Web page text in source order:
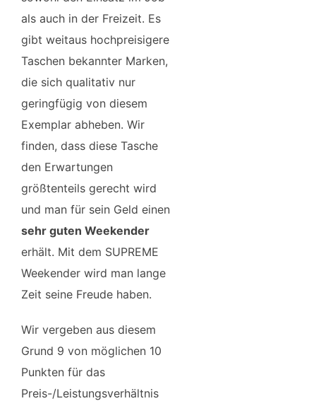
als auch in der Freizeit. Es
gibt weitaus hochpreisigere
Taschen bekannter Marken,
die sich qualitativ nur
geringfügig von diesem
Exemplar abheben. Wir
finden, dass diese Tasche
den Erwartungen
größtenteils gerecht wird
und man für sein Geld einen
sehr guten Weekender
erhält. Mit dem SUPREME
Weekender wird man lange
Zeit seine Freude haben.
Wir vergeben aus diesem
Grund 9 von möglichen 10
Punkten für das
Preis-/Leistungsverhältnis